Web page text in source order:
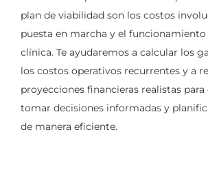
plan de viabilidad son los costos
puesta en marcha y el
clínica. Te ayudaremos a calcular los
los costos operativos recurrentes y a
proyecciones financieras realistas para
tomar decisiones informadas y
de manera eficiente.